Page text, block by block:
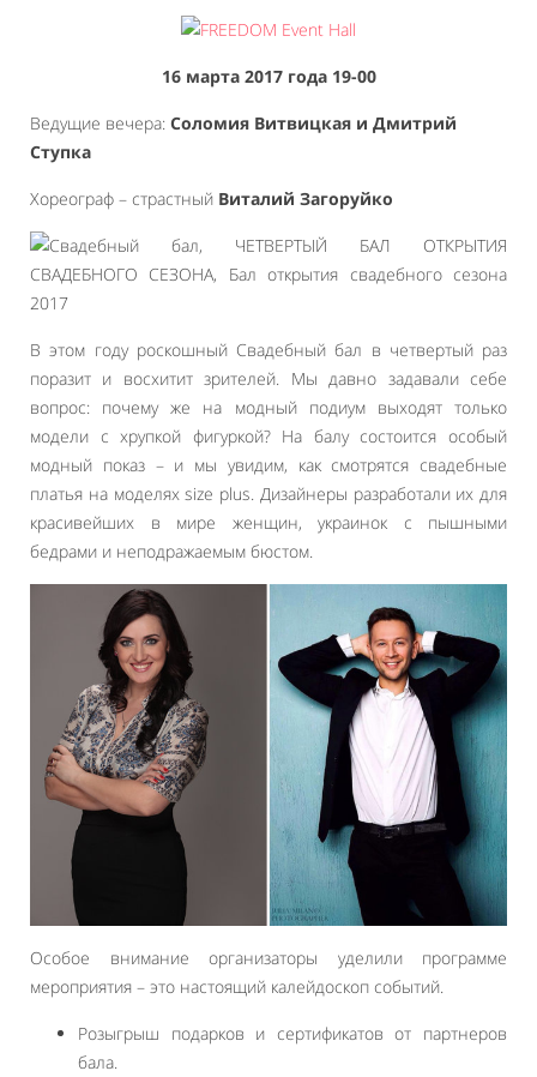
16 марта 2017 года 19-00
Ведущие вечера: Соломия Витвицкая и Дмитрий
Ступка
Хореограф – страстный Виталий Загоруйко
В этом году роскошный Свадебный бал в четвертый раз
поразит и восхитит зрителей. Мы давно задавали себе
вопрос: почему же на модный подиум выходят только
модели с хрупкой фигуркой? На балу состоится особый
модный показ – и мы увидим, как смотрятся свадебные
платья на моделях size plus. Дизайнеры разработали их для
красивейших в мире женщин, украинок с пышными
бедрами и неподражаемым бюстом.
Особое внимание организаторы уделили программе
мероприятия – это настоящий калейдоскоп событий.
Розыгрыш подарков и сертификатов от партнеров
бала.